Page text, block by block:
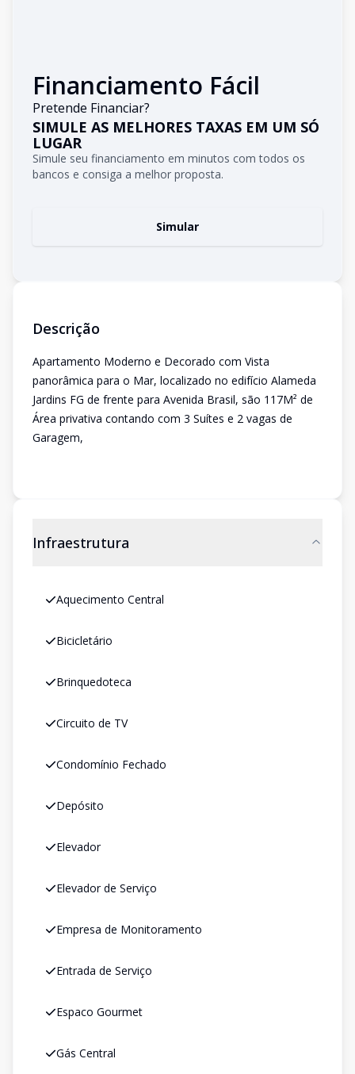
Financiamento Fácil
Pretende Financiar?
SIMULE AS MELHORES TAXAS EM UM SÓ
LUGAR
Simule seu financiamento em minutos com todos os
bancos e consiga a melhor proposta.
Simular
Descrição
Apartamento Moderno e Decorado com Vista
panorâmica para o Mar, localizado no edifício Alameda
Jardins FG de frente para Avenida Brasil, são 117M² de
Área privativa contando com 3 Suítes e 2 vagas de
Garagem,
Infraestrutura
Aquecimento Central
Bicicletário
Brinquedoteca
Circuito de TV
Condomínio Fechado
Depósito
Elevador
Elevador de Serviço
Empresa de Monitoramento
Entrada de Serviço
Espaco Gourmet
Gás Central